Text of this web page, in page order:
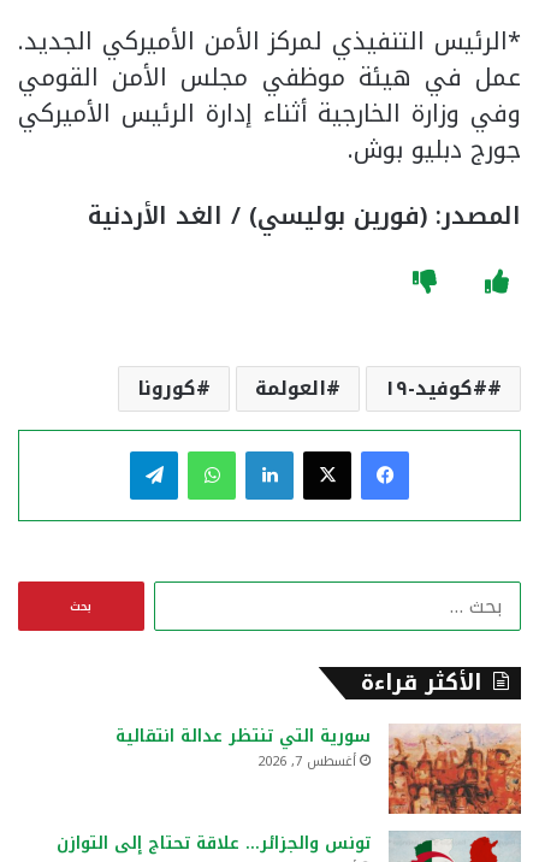
*الرئيس التنفيذي لمركز الأمن الأميركي الجديد.
عمل في هيئة موظفي مجلس الأمن القومي
وفي وزارة الخارجية أثناء إدارة الرئيس الأميركي
جورج دبليو بوش.
المصدر: (فورين بوليسي) / الغد الأردنية
#كوفيد-١٩ العولمة كورونا
فيسبوك لينكدإن واتساب
ن
الأكثر قراءة
سورية التي تنتظر عدالة انتقالية
أغسطس 7, 2026
تونس والجزائر… علاقة تحتاج إلى التوازن